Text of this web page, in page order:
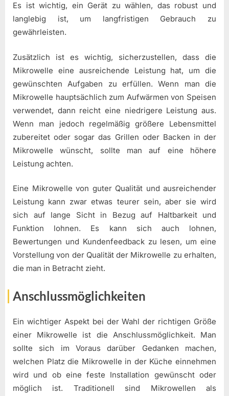
Es ist wichtig, ein Gerät zu wählen, das robust und
langlebig ist, um langfristigen Gebrauch zu
gewährleisten.
Zusätzlich ist es wichtig, sicherzustellen, dass die
Mikrowelle eine ausreichende Leistung hat, um die
gewünschten Aufgaben zu erfüllen. Wenn man die
Mikrowelle hauptsächlich zum Aufwärmen von Speisen
verwendet, dann reicht eine niedrigere Leistung aus.
Wenn man jedoch regelmäßig größere Lebensmittel
zubereitet oder sogar das Grillen oder Backen in der
Mikrowelle wünscht, sollte man auf eine höhere
Leistung achten.
Eine Mikrowelle von guter Qualität und ausreichender
Leistung kann zwar etwas teurer sein, aber sie wird
sich auf lange Sicht in Bezug auf Haltbarkeit und
Funktion lohnen. Es kann sich auch lohnen,
Bewertungen und Kundenfeedback zu lesen, um eine
Vorstellung von der Qualität der Mikrowelle zu erhalten,
die man in Betracht zieht.
Anschlussmöglichkeiten
Ein wichtiger Aspekt bei der Wahl der richtigen Größe
einer Mikrowelle ist die Anschlussmöglichkeit. Man
sollte sich im Voraus darüber Gedanken machen,
welchen Platz die Mikrowelle in der Küche einnehmen
wird und ob eine feste Installation gewünscht oder
möglich ist. Traditionell sind Mikrowellen als